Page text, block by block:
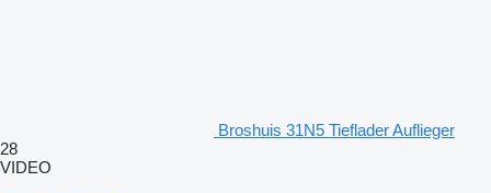
Broshuis 31N5 Tieflader Auflieger
28
VIDEO